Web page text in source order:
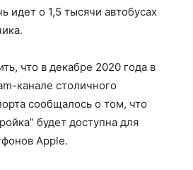
идет о 1,5 тысячи автобусах
что в декабре 2020 года в
канале столичного
сообщалось о том, что
будет доступна для
Apple.